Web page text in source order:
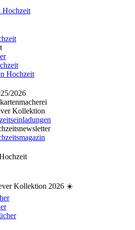
Hochzeit
Hochzeit
2026
Kollektion
Kollektion 2026 ☀️